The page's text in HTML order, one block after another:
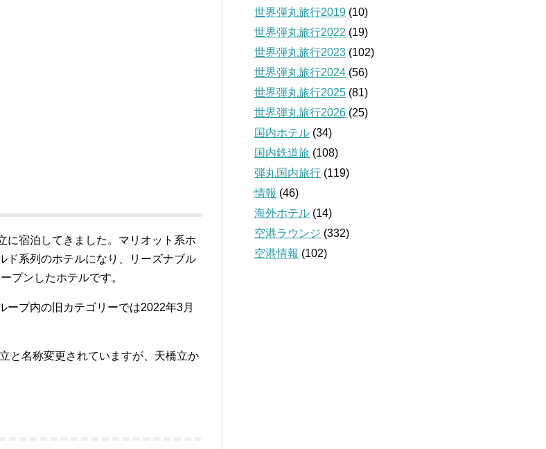
に宿泊してきました。マリオット系ホ
ド系列のホテルになり、リーズナブル
プンしたホテルです。
ープ内の旧カテゴリーでは2022年3月
と名称変更されていますが、天橋立か
世界弾丸旅行2019 (10)
世界弾丸旅行2022 (19)
世界弾丸旅行2023 (102)
世界弾丸旅行2024 (56)
世界弾丸旅行2025 (81)
世界弾丸旅行2026 (25)
国内ホテル (34)
国内鉄道旅 (108)
弾丸国内旅行 (119)
情報 (46)
海外ホテル (14)
空港ラウンジ (332)
空港情報 (102)